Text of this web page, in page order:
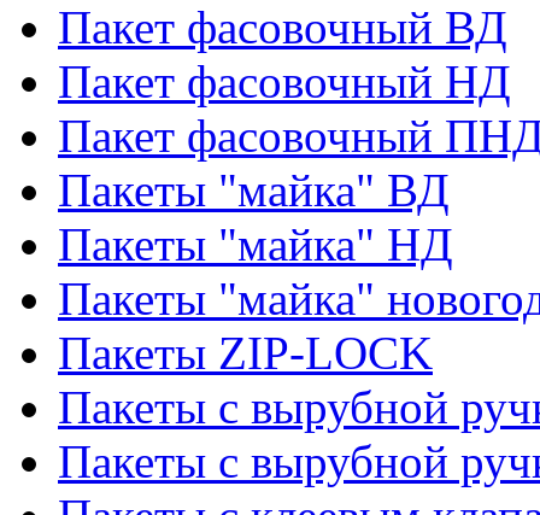
Пакет фасовочный ВД
Пакет фасовочный НД
Пакет фасовочный
Пакеты "майка" ВД
Пакеты "майка" НД
Пакеты "майка"
Пакеты ZIP-LOCK
Пакеты с вырубной
Пакеты с вырубной